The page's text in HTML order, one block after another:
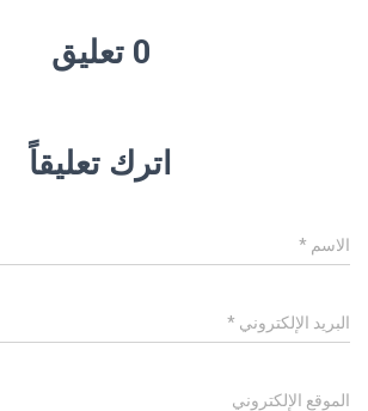
0 تعليق
اترك تعليقاً
الاسم *
البريد الإلكتروني *
الموقع الإلكتروني